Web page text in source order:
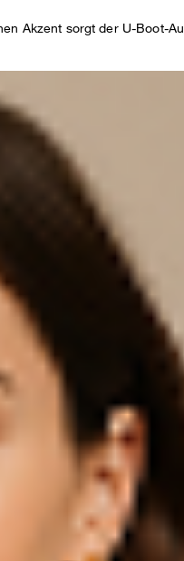
Akzent sorgt der U-Boot-